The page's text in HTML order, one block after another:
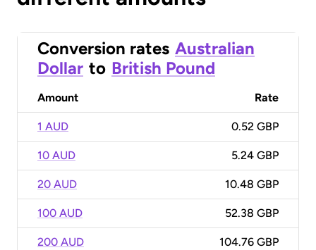
Conversion rates Australian
Dollar to British Pound
Amount Rate
1 AUD 0.52 GBP
10 AUD 5.24 GBP
20 AUD 10.48 GBP
100 AUD 52.38 GBP
200 AUD 104.76 GBP